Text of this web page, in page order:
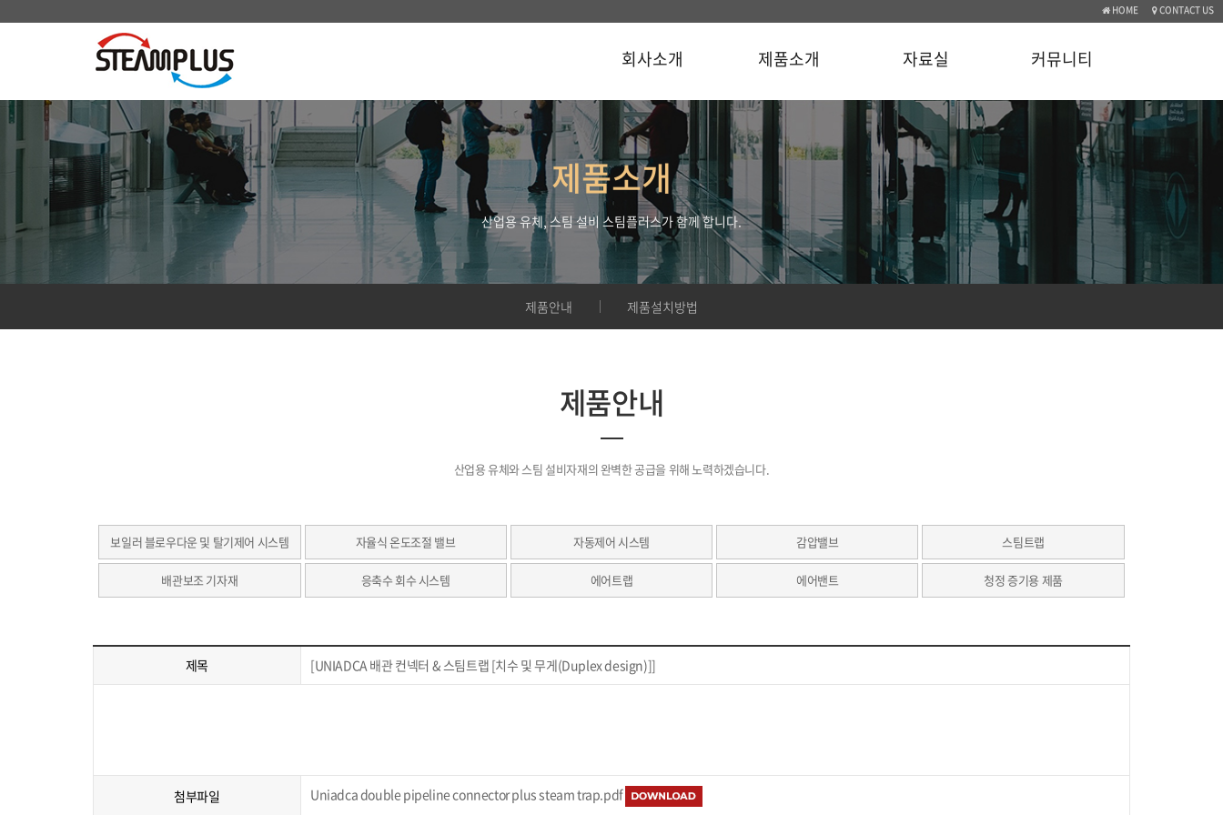
HOME CONTACT US
회사소개 제품소개 자료실 커뮤니티
제품소개
산업용 유체, 스팀 설비 스팀플러스가 함께 합니다.
제품안내 제품설치방법
제품안내
산업용 유체와 스팀 설비자재의 완벽한 공급을 위해 노력하겠습니다.
보일러 블로우다운 및 탈기제어 시스템 자율식 온도조절 밸브 자동제어 시스템 감압밸브 스팀트랩
배관보조 기자재 응축수 회수 시스템 에어트랩 에어밴트 청정 증기용 제품
제목 [UNIADCA 배관 컨넥터 & 스팀트랩 [치수 및 무게(Duplex design)]]
첨부파일 Uniadca double pipeline connector plus steam trap.pdf